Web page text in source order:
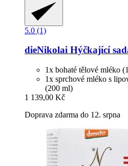
5.0 (1)
dieNikolai Hýčkající
1x bohaté tělové mléko
1x sprchové mléko s
(200 ml)
1 139,00 Kč
Doprava zdarma do 12. srpna